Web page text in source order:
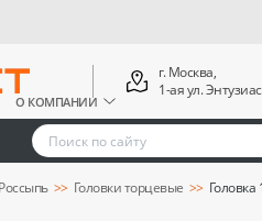
О КОМПАНИИ
г. Москва,
1-ая ул.
Россыпь Головки торцевые